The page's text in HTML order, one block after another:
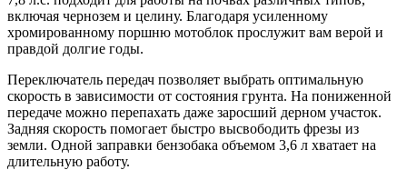
включая чернозем и целину. Благодаря усиленному
хромированному поршню мотоблок прослужит вам верой и
правдой долгие годы.
Переключатель передач позволяет выбрать оптимальную
скорость в зависимости от состояния грунта. На пониженной
передаче можно перепахать даже заросший дерном участок.
Задняя скорость помогает быстро высвободить фрезы из
земли. Одной заправки бензобака объемом 3,6 л хватает на
длительную работу.